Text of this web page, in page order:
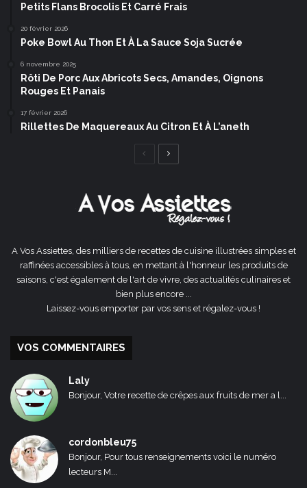
Petits Flans Brocolis Et Carré Frais
20 février 2026
Poke Bowl Au Thon Et À La Sauce Soja Sucrée
6 novembre 2025
Rôti De Porc Aux Abricots Secs, Amandes, Oignons
Rouges Et Panais
17 février 2026
Rillettes De Maquereaux Au Citron Et À L’aneth
Page
A Vos Assiettes, des milliers de recettes de cuisine illustrées simples et
raffinées accessibles à tous, en mettant à l'honneur les produits de
saisons, c'est également de l'art de vivre, des actualités culinaires et
bien plus encore ...
Laissez-vous emporter par vos sens et régalez-vous !
VOS COMMENTAIRES
Laly
Bonjour, Votre recette de crêpes aux fruits de mer a l...
cordonbleu75
Bonjour, Pour tous renseignements voici le numéro
lecteurs M...